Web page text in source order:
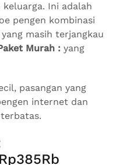
Ini adalah
pengen kombinasi
masih terjangkau
Murah : yang
pasangan yang
internet dan